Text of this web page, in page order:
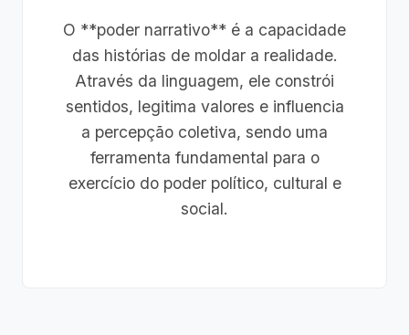
O **poder narrativo** é a capacidade
das histórias de moldar a realidade.
Através da linguagem, ele constrói
sentidos, legitima valores e influencia
a percepção coletiva, sendo uma
ferramenta fundamental para o
exercício do poder político, cultural e
social.